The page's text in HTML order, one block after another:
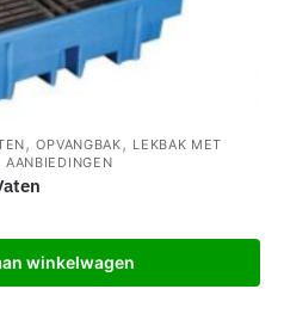
,OPVANGBAK, LEKBAK MET
AANBIEDINGEN
winkelwagen